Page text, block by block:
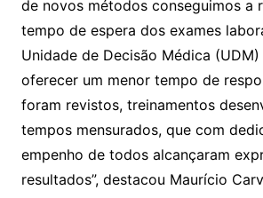
de novos métodos conseguimos a
tempo de espera dos exames
Unidade de Decisão Médica (UDM)
oferecer um menor tempo de
foram revistos, treinamentos
tempos mensurados, que com
empenho de todos alcançaram
resultados”, destacou Maurício